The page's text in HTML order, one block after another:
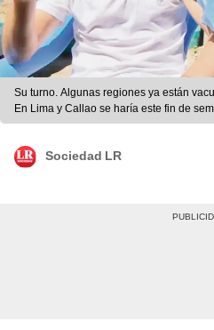
Su turno. Algunas regiones ya están
En Lima y Callao se haría este fin de
Sociedad LR